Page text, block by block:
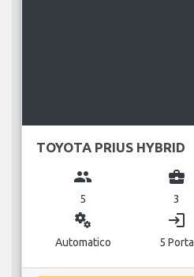
TOYOTA PRIUS HYBRID
group
5
business_center
3
miscellaneous_services
Automatico
login
5 Porta